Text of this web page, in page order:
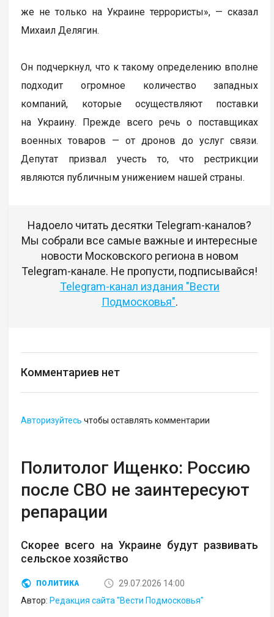
же не только на Украине террористы», — сказал
Михаил Делягин.
Он подчеркнул, что к такому определению вполне
подходит огромное количество западных
компаний, которые осуществляют поставки
на Украину. Прежде всего речь о поставщиках
военных товаров — от дронов до услуг связи.
Депутат призвал учесть то, что рестрикции
являются публичным унижением нашей страны.
Надоело читать десятки Telegram-каналов?
Мы собрали все самые важные и интересные
новости Московского региона в новом
Telegram-канале. Не пропусти, подписывайся!
Telegram-канал издания "Вести
Подмосковья".
Комментариев нет
Авторизуйтесь чтобы оставлять комментарии
Политолог Ищенко: Россию
после СВО не заинтересуют
репарации
Скорее всего на Украине будут развивать
сельское хозяйство
ПОЛИТИКА
29.07.2026 14:00
Автор: Редакция сайта "Вести Подмосковья"